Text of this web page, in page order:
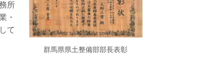
群馬県県土整備部部長表彰
所
・
て